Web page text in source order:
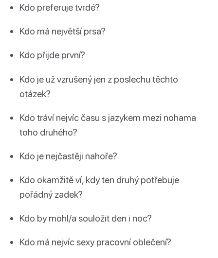
Kdo preferuje tvrdé?
Kdo má největší prsa?
Kdo přijde první?
Kdo je už vzrušený jen z poslechu těchto
otázek?
Kdo tráví nejvíc času s jazykem mezi nohama
toho druhého?
Kdo je nejčastěji nahoře?
Kdo okamžitě ví, kdy ten druhý potřebuje
pořádný zadek?
Kdo by mohl/a souložit den i noc?
Kdo má nejvíc sexy pracovní oblečení?